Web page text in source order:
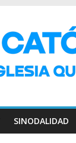
SINODALIDAD